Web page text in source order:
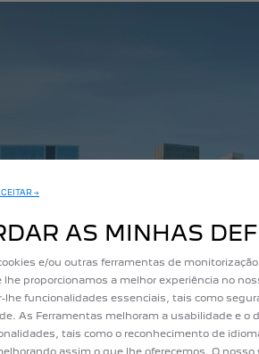
→
AS MINHAS
e/ou outras ferramentas de
lhe proporcionamos a melhor experiência no
lhe funcionalidades essenciais, tais como
As Ferramentas melhoram a usabilidade e o
tais como o reconhecimento de
assim o que lhe oferecemos. O